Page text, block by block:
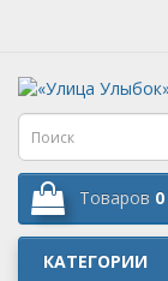
Товаров 0
КАТЕГОРИИ